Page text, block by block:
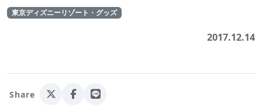
東京ディズニーリゾート・グッズ
2017.12.14
Share